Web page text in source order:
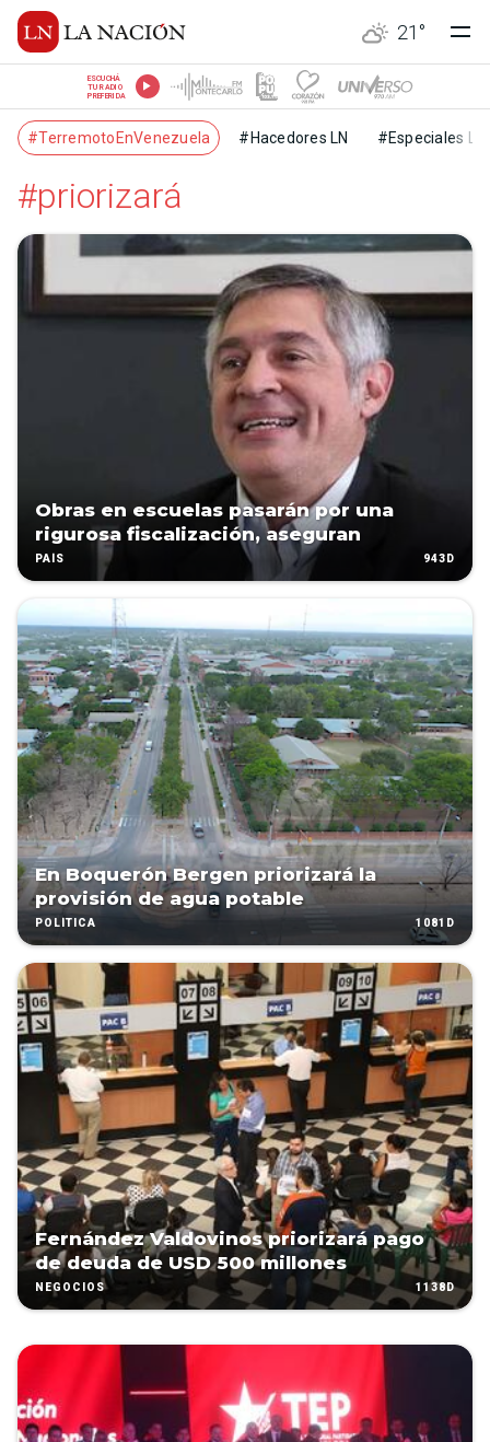
21 °
ESCUCHÁ
TU RADIO
PREFERIDA
#TerremotoEnVenezuela #Hacedores LN #Especiales LN
#priorizará
Obras en escuelas pasarán por una
rigurosa fiscalización, aseguran
PAÍS 943D
En Boquerón Bergen priorizará la
provisión de agua potable
POLÍTICA 1081D
Fernández Valdovinos priorizará pago
de deuda de USD 500 millones
NEGOCIOS 1138D